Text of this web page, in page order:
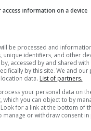
è diventata
genitori
sono una forma
e culturale,
dei
information on a device
be processed and
unique identifiers, and other
accessed by and shared with
by this site. We and our
data. List of partners.
your personal data on
which you can object to by
for a link at the bottom of
manage or withdraw consent in